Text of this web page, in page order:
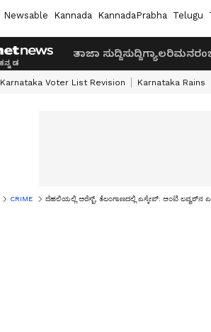
Newsable Kannada KannadaPrabha Telugu
ತಾಜಾ ಸುದ್ದಿಸುದ್ದಿಗ್ಯಾಲರಿ
Karnataka Voter List Revision Karnataka Rains
CRIME ದೆಹಲಿಯಲ್ಲಿ ಅರೆಸ್ಟ್, ತೆಲಂಗಾಣದಲ್ಲಿ ಎಸ್ಕೇಪ್: ಆಂಟಿ ಲವ್ವರ್‌ನ